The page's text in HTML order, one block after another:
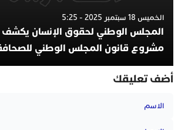
الخميس 18 سبتمبر 2025 - 5:25
المجلس الوطني لحقوق الإنسان يكشف
مشروع قانون المجلس الوطني
أضف تعليقك